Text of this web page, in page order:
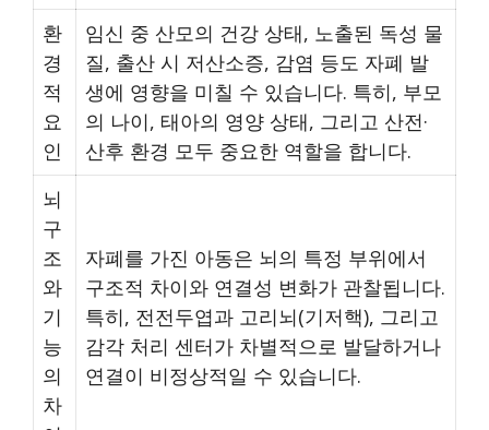
환
경
적
요
인
임신 중 산모의 건강 상태, 노출된 독성 물
질, 출산 시 저산소증, 감염 등도 자폐 발
생에 영향을 미칠 수 있습니다. 특히, 부모
의 나이, 태아의 영양 상태, 그리고 산전·
산후 환경 모두 중요한 역할을 합니다.
뇌
구
조
와
기
능
의
차
자폐를 가진 아동은 뇌의 특정 부위에서
구조적 차이와 연결성 변화가 관찰됩니다.
특히, 전전두엽과 고리뇌(기저핵), 그리고
감각 처리 센터가 차별적으로 발달하거나
연결이 비정상적일 수 있습니다.